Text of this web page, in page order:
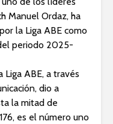
Manuel Ordaz, ha
la Liga ABE como
periodo 2025-
ABE, a través
dio a
la mitad de
es el número uno